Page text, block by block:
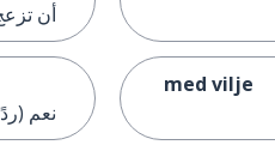
med vilje
أن
نعم